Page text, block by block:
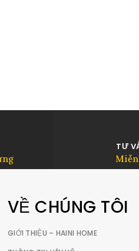
TƯ
VỀ CHÚNG TÔI
GIỚI THIỆU – HAINI HOME